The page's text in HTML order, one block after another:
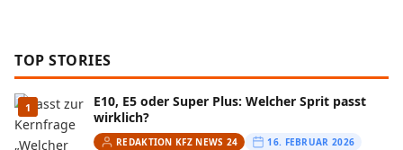
TOP STORIES
1
E10, E5 oder Super Plus: Welcher Sprit passt
wirklich?
REDAKTION KFZ NEWS 24
16. FEBRUAR 2026